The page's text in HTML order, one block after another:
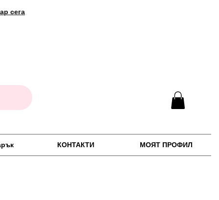
сега
КОНТАКТИ МОЯТ ПРОФИЛ